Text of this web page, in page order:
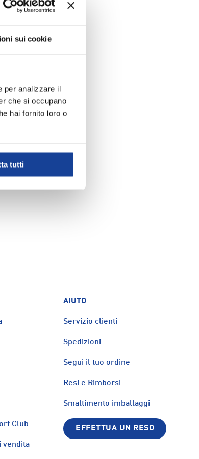
sui cookie
per analizzare il
che si occupano
hai fornito loro o
tutti
Club
vendita
AIUTO
Servizio clienti
Spedizioni
Segui il tuo ordine
Resi e Rimborsi
Smaltimento imballaggi
EFFETTUA UN RESO